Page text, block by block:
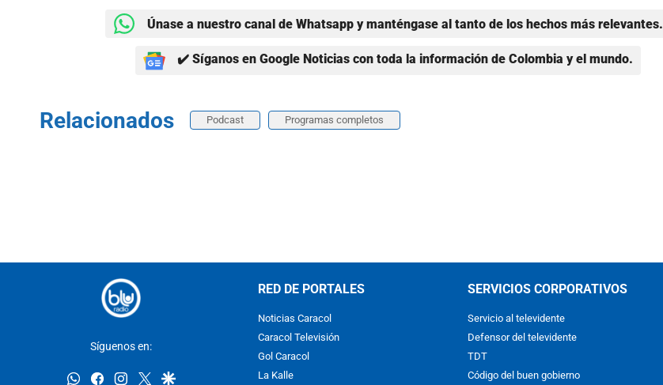
Únase a nuestro canal de Whatsapp y manténgase al tanto de los hechos más relevantes.
✔️ Síganos en Google Noticias con toda la información de Colombia y el mundo.
Relacionados Podcast Programas completos
Síguenos en:
whatsappfacebookinstagram
twittergoogle
RED DE PORTALES
Noticias Caracol
Caracol Televisión
Gol Caracol
La Kalle
SERVICIOS CORPORATIVOS
Servicio al televidente
Defensor del televidente
TDT
Código del buen gobierno